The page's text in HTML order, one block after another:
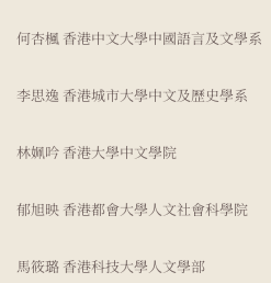
何杏楓 香港中文大學中國語言及文學系
李思逸 香港城市大學中文及歷史學系
林姵吟 香港大學中文學院
郁旭映 香港都會大學人文社會科學院
馬筱璐 香港科技大學人文學部